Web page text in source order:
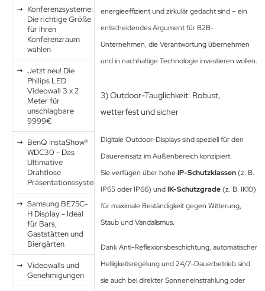
Konferenzsysteme:
Die richtige Größe
für Ihren
Konferenzraum
wählen
Jetzt neu! Die
Philips LED
Videowall 3 x 2
Meter für
unschlagbare
9999€
BenQ InstaShow®
WDC30 - Das
Ultimative
Drahtlose
Präsentationssystem
Samsung BE75C-
H Display - Ideal
für Bars,
Gaststätten und
Biergärten
Videowalls und
Genehmigungen
energieeffizient und zirkulär gedacht sind – ein
entscheidendes Argument für B2B-
Unternehmen, die Verantwortung übernehmen
und in nachhaltige Technologie investieren wollen.
3) Outdoor-Tauglichkeit: Robust,
wetterfest und sicher
Digitale Outdoor-Displays sind speziell für den
Dauereinsatz im Außenbereich konzipiert.
Sie verfügen über hoheIP-Schutzklassen(z. B.
IP65 oder IP66) undIK-Schutzgrade(z. B. IK10)
für maximale Beständigkeit gegen Witterung,
Staub und Vandalismus.
Dank Anti-Reflexionsbeschichtung, automatischer
Helligkeitsregelung und 24/7-Dauerbetrieb sind
sie auch bei direkter Sonneneinstrahlung oder